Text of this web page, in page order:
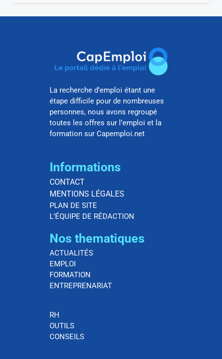
La recherche d’emploi étant une
étape difficile pour de nombreuses
personnes, nous avons regroupé
toutes les offres sur l’emploi et la
formation sur Capemploi.net
Informations
CONTACT
MENTIONS LÉGALES
PLAN DE SITE
L’ÉQUIPE DE RÉDACTION
Nos thematiques
ACTUALITÉS
EMPLOI
FORMATION
ENTREPRENARIAT
RH
OUTILS
CONSEILS